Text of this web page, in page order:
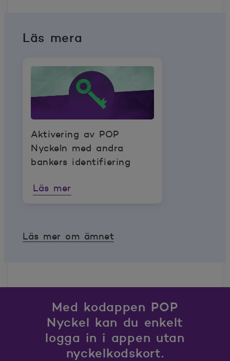
Läs mera
Aktivering av POP
Nyckeln med andra
bankers identifiering
Läs mer
Läs mer om ämnet
Med kodappen POP
Nyckel kan du enkelt
logga in i appen utan
nyckelkodskort.